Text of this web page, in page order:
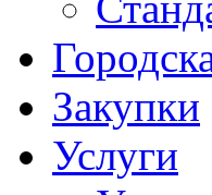
Закупки
Услуги